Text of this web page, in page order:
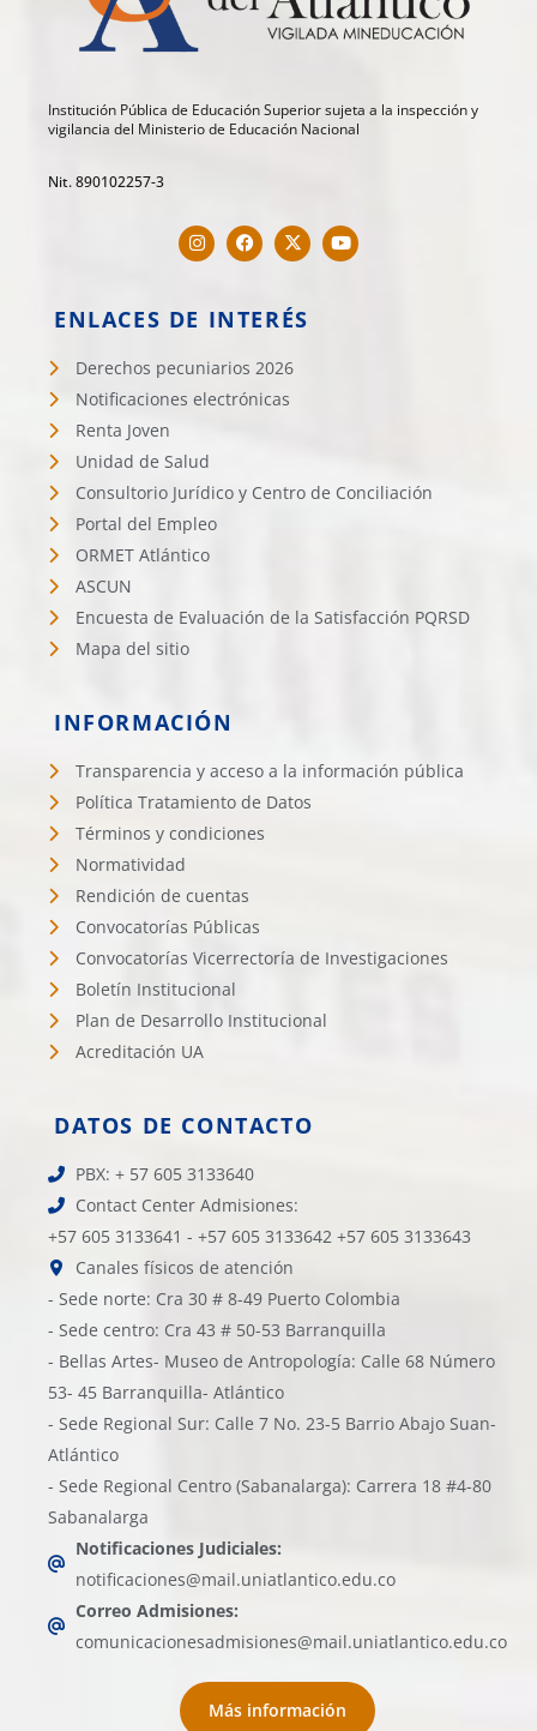
Institución Pública de Educación Superior sujeta a la inspección y
vigilancia del Ministerio de Educación Nacional
Nit. 890102257-3
ENLACES DE INTERÉS
Derechos pecuniarios 2026
Notificaciones electrónicas
Renta Joven
Unidad de Salud
Consultorio Jurídico y Centro de Conciliación
Portal del Empleo
ORMET Atlántico
ASCUN
Encuesta de Evaluación de la Satisfacción PQRSD
Mapa del sitio
INFORMACIÓN
Transparencia y acceso a la información pública
Política Tratamiento de Datos
Términos y condiciones
Normatividad
Rendición de cuentas
Convocatorías Públicas
Convocatorías Vicerrectoría de Investigaciones
Boletín Institucional
Plan de Desarrollo Institucional
Acreditación UA
DATOS DE CONTACTO
PBX: + 57 605 3133640
Contact Center Admisiones:
+57 605 3133641 - +57 605 3133642 +57 605 3133643
Canales físicos de atención
- Sede norte: Cra 30 # 8-49 Puerto Colombia
- Sede centro: Cra 43 # 50-53 Barranquilla
- Bellas Artes- Museo de Antropología: Calle 68 Número
53- 45 Barranquilla- Atlántico
- Sede Regional Sur: Calle 7 No. 23-5 Barrio Abajo Suan-
Atlántico
- Sede Regional Centro (Sabanalarga): Carrera 18 #4-80
Sabanalarga
Notificaciones Judiciales:
notificaciones@mail.uniatlantico.edu.co
Correo Admisiones:
comunicacionesadmisiones@mail.uniatlantico.edu.co
Más información